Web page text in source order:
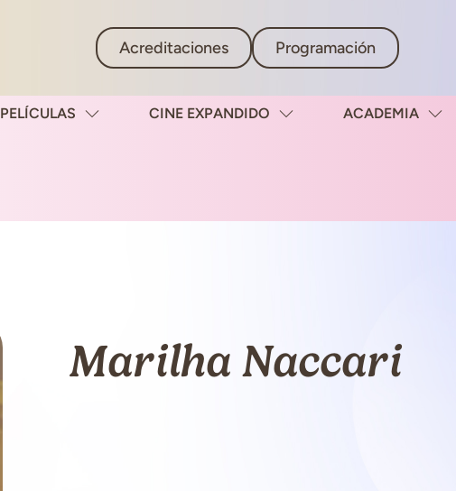
Acreditaciones Programación
PELÍCULAS CINE EXPANDIDO ACADEMIA
Marilha Naccari